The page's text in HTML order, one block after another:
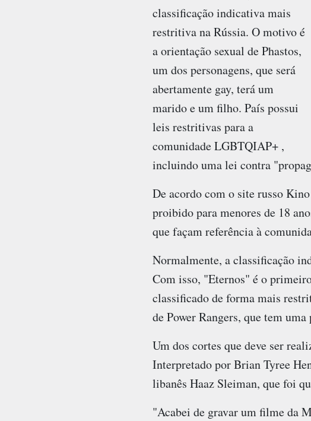
classificação indicativa mais
restritiva na Rússia. O motivo é
a orientação sexual de Phastos,
um dos personagens, que será
abertamente gay, terá um
marido e um filho. País possui
leis restritivas para a
comunidade LGBTQIAP+ ,
incluindo uma lei contra
De acordo com o site russo
proibido para menores de 18
que façam referência à
Normalmente, a classificação
Com isso, "Eternos" é o
classificado de forma mais
de Power Rangers, que tem
Um dos cortes que deve ser
Interpretado por Brian Tyree
libanês Haaz Sleiman, que foi
"Acabei de gravar um filme da